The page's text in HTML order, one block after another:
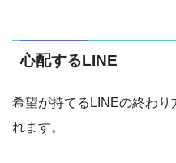
心配するLINE
希望が持てるLINEの終わ
れます。